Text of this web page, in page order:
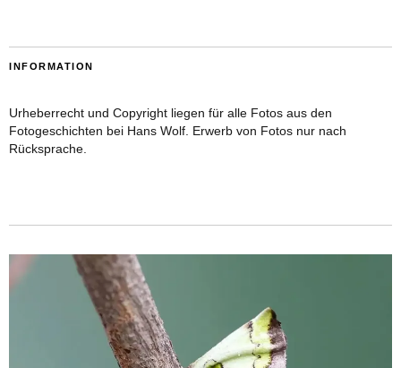
INFORMATION
Urheberrecht und Copyright liegen für alle Fotos aus den
Fotogeschichten bei Hans Wolf. Erwerb von Fotos nur nach
Rücksprache.